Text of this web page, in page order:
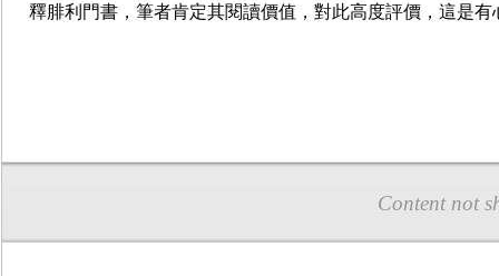
釋腓利門書，筆者肯定其閱讀價值，對此高度評價，這是
Content not